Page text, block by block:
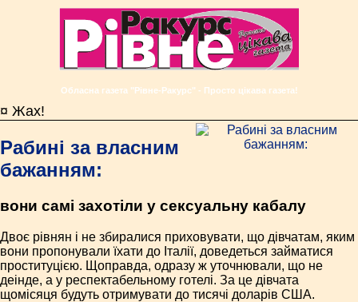
Обласна газета "Рівне-Ракурс" - Просто цікава газета!
¤ Жах!
Рабині за власним
бажанням:
вони самі захотіли у сексуальну кабалу
Двоє рівнян і не збиралися приховувати, що дівчатам, яким
вони пропонували їхати до Італії, доведеться займатися
проституцією. Щоправда, одразу ж уточнювали, що не
деінде, а у респектабельному готелі. За це дівчата
щомісяця будуть отримувати до тисячі доларів США.